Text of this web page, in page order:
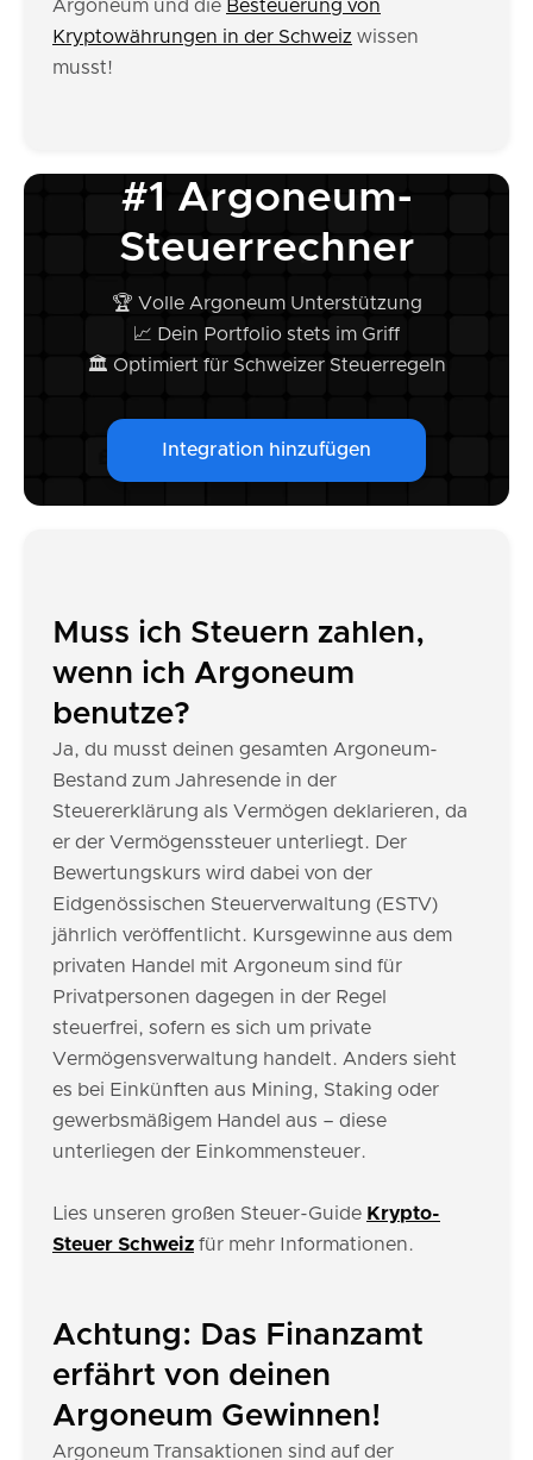
Argoneum und die Besteuerung von
Kryptowährungen in der Schweiz wissen
musst!
#1 Argoneum-
Steuerrechner
🏆 Volle Argoneum Unterstützung
📈 Dein Portfolio stets im Griff
🏛️ Optimiert für Schweizer Steuerregeln
Integration hinzufügen
Muss ich Steuern zahlen,
wenn ich Argoneum
benutze?
Ja, du musst deinen gesamten Argoneum-
Bestand zum Jahresende in der
Steuererklärung als Vermögen deklarieren, da
er der Vermögenssteuer unterliegt. Der
Bewertungskurs wird dabei von der
Eidgenössischen Steuerverwaltung (ESTV)
jährlich veröffentlicht. Kursgewinne aus dem
privaten Handel mit Argoneum sind für
Privatpersonen dagegen in der Regel
steuerfrei, sofern es sich um private
Vermögensverwaltung handelt. Anders sieht
es bei Einkünften aus Mining, Staking oder
gewerbsmäßigem Handel aus – diese
unterliegen der Einkommensteuer.
Lies unseren großen Steuer-Guide Krypto-
Steuer Schweiz für mehr Informationen.
Achtung: Das Finanzamt
erfährt von deinen
Argoneum Gewinnen!
Argoneum Transaktionen sind auf der